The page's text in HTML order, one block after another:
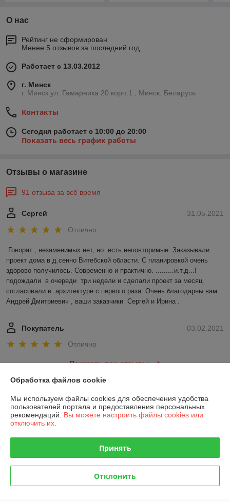
О нас
Рейтинг не сформирован
Менее 5 отзывов за последний год
Работает с 13.03.2012
г. Минск
г. Минск ул. Гамарника 20 корп.1 , Минск, Беларусь
Контакты
Сегодня работает с 10:00 до 20:00
Показать весь график работы
Отзывы о магазине
91 отзыва за всё время
31.05.2021
Сергей
Отлично
Говорят , незаменимых нет, но  есть неповторимые. Заказывали
проект дома в д.сенно Витебской области. С планировкой очень
здорово получилось. Современно и практично. .........и.т.д...!
подождали  в очереди  три недели и сделали проект за месяц.
согласовали в  архитектуре с первого раза. Очень благодарны вам
Андрей Дмитриевич , ваши заказчики  Сергей и Ирина .
03.02.2021
Покупатель
Отлично
Показать все отзывы
О нас
Контакты
Обработка файлов cookie
Мы используем файлы cookies для обеспечения удобства
пользователей портала и предоставления персональных
рекомендаций. Вы можете настроить файлы cookies или
отключить их.
Принять
Отклонить